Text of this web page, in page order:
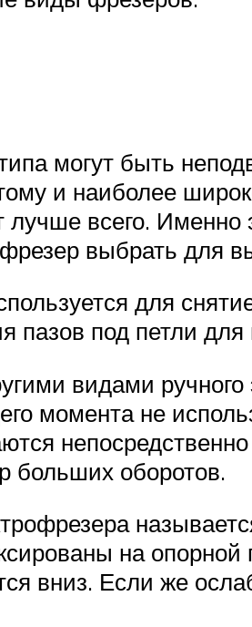
могут быть
и наиболее
лучше всего.
выбрать для
для
пазов под петли
видами
момента не
больших оборотов.
на
вниз. Если же